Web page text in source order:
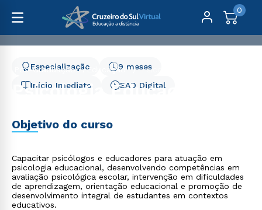
0
Pós-Graduação Educação Psicologia Educacional
Psicologia Educacional
Início Imediato
9 meses
Especialização
EAD Digital
Objetivo do curso
Capacitar psicólogos e educadores para atuação em
psicologia educacional, desenvolvendo competências em
avaliação psicológica escolar, intervenção em dificuldades
de aprendizagem, orientação educacional e promoção de
desenvolvimento integral de estudantes em contextos
educativos.